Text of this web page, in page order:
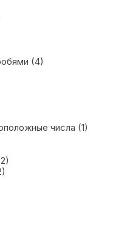
(4)
числа (1)